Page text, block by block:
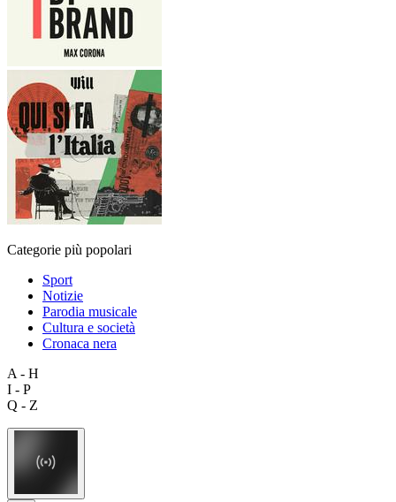
Categorie più popolari
Sport
Notizie
Parodia musicale
Cultura e società
Cronaca nera
A - H
I - P
Q - Z